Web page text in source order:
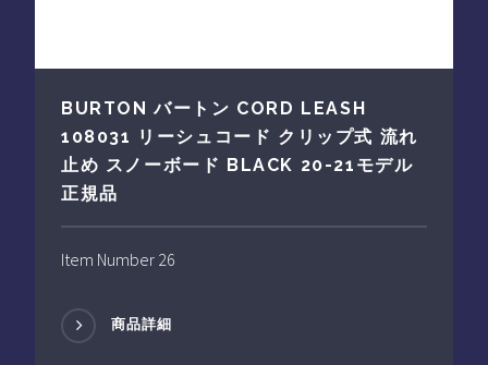
BURTON バートン CORD LEASH
108031 リーシュコード クリップ式 流れ
止め スノーボード BLACK 20-21モデル
正規品
Item Number 26
商品詳細